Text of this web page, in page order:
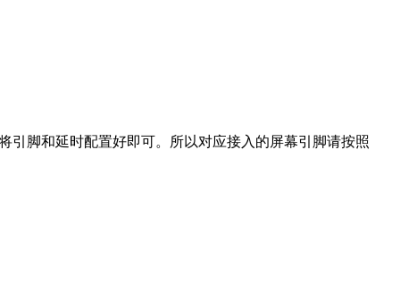
引脚和延时配置好即可。所以对应接入的屏幕引脚请按照